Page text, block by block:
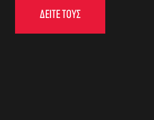
ΔΕΙΤΕ ΤΟΥΣ